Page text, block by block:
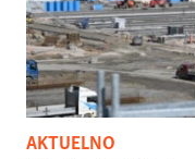
AKTUELNO